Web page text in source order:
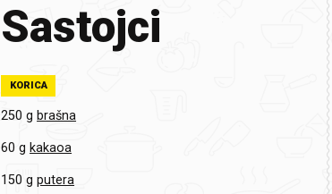
Sastojci
KORICA
250 g brašna
60 g kakaoa
150 g putera